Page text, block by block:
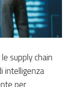
supply chain
intelligenza
per